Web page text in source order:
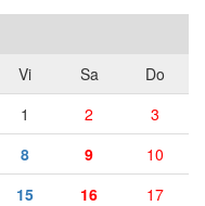
Vi Sa
Do
1
2
3
8 9
10
15 16
17